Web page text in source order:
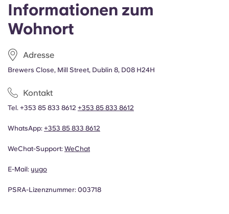
Informationen zum
Wohnort
Adresse
Brewers Close, Mill Street, Dublin 8, D08 H24H
Kontakt
Tel. +353 85 833 8612 +353 85 833 8612
WhatsApp: +353 85 833 8612
WeChat-Support: WeChat
E-Mail: yugo
PSRA-Lizenznummer: 003718